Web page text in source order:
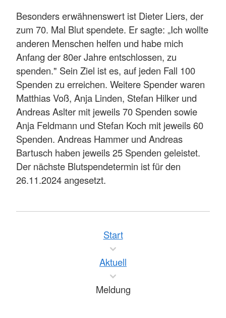
Besonders erwähnenswert ist Dieter Liers, der
zum 70. Mal Blut spendete. Er sagte: „Ich wollte
anderen Menschen helfen und habe mich
Anfang der 80er Jahre entschlossen, zu
spenden." Sein Ziel ist es, auf jeden Fall 100
Spenden zu erreichen. Weitere Spender waren
Matthias Voß, Anja Linden, Stefan Hilker und
Andreas Aslter mit jeweils 70 Spenden sowie
Anja Feldmann und Stefan Koch mit jeweils 60
Spenden. Andreas Hammer und Andreas
Bartusch haben jeweils 25 Spenden geleistet.
Der nächste Blutspendetermin ist für den
26.11.2024 angesetzt.
Start
Aktuell
Meldung